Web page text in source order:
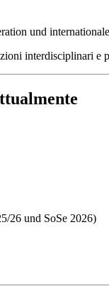
und
interdisciplinari
26 und SoSe 2026)